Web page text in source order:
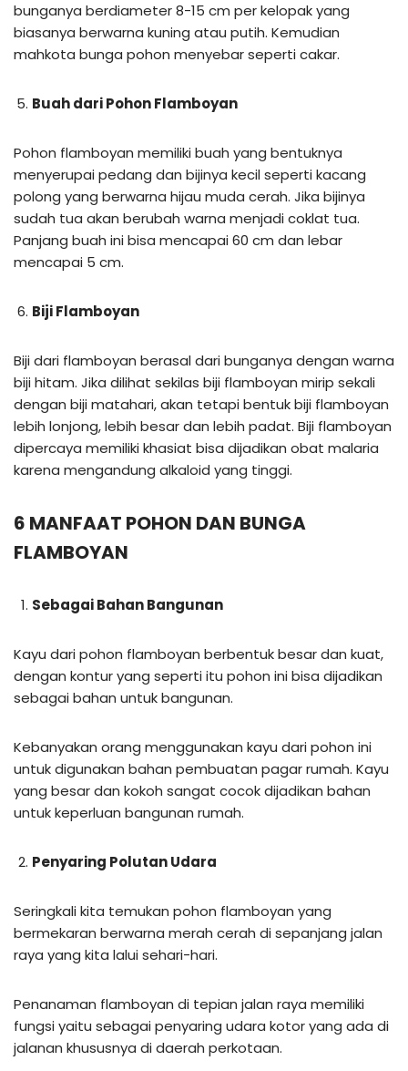
bunganya berdiameter 8-15 cm per kelopak yang
biasanya berwarna kuning atau putih. Kemudian
mahkota bunga pohon menyebar seperti cakar.
Buah dari Pohon Flamboyan
Pohon flamboyan memiliki buah yang bentuknya
menyerupai pedang dan bijinya kecil seperti kacang
polong yang berwarna hijau muda cerah. Jika bijinya
sudah tua akan berubah warna menjadi coklat tua.
Panjang buah ini bisa mencapai 60 cm dan lebar
mencapai 5 cm.
Biji Flamboyan
Biji dari flamboyan berasal dari bunganya dengan warna
biji hitam. Jika dilihat sekilas biji flamboyan mirip sekali
dengan biji matahari, akan tetapi bentuk biji flamboyan
lebih lonjong, lebih besar dan lebih padat. Biji flamboyan
dipercaya memiliki khasiat bisa dijadikan obat malaria
karena mengandung alkaloid yang tinggi.
6 MANFAAT POHON DAN BUNGA
FLAMBOYAN
Sebagai Bahan Bangunan
Kayu dari pohon flamboyan berbentuk besar dan kuat,
dengan kontur yang seperti itu pohon ini bisa dijadikan
sebagai bahan untuk bangunan.
Kebanyakan orang menggunakan kayu dari pohon ini
untuk digunakan bahan pembuatan pagar rumah. Kayu
yang besar dan kokoh sangat cocok dijadikan bahan
untuk keperluan bangunan rumah.
Penyaring Polutan Udara
Seringkali kita temukan pohon flamboyan yang
bermekaran berwarna merah cerah di sepanjang jalan
raya yang kita lalui sehari-hari.
Penanaman flamboyan di tepian jalan raya memiliki
fungsi yaitu sebagai penyaring udara kotor yang ada di
jalanan khususnya di daerah perkotaan.